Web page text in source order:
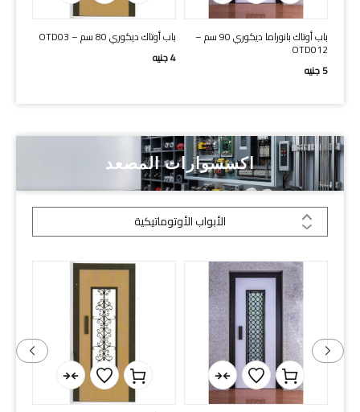
باب أوتاك بانوراما ديكوري 90 سم –
OTD012
5جنيه
باب أوتاك ديكوري 80 سم – OTD03
4جنيه
اكسسوارات المصعد
الأبواب الأوتوماتيكية